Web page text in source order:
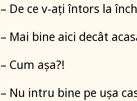
– De ce v-ați întors la
– Mai bine aici decât
– Cum așa?!
– Nu intru bine pe ușa